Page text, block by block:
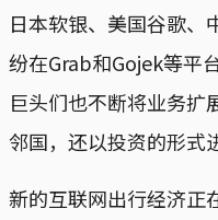
日本软银、美国谷歌、
纷在Grab和Gojek等平
巨头们也不断将业务扩
邻国，还以投资的形式
新的互联网出行经济正